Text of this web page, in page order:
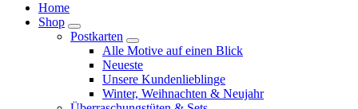
Home
Shop
Postkarten
Alle Motive auf einen Blick
Neueste
Unsere Kundenlieblinge
Winter, Weihnachten & Neujahr